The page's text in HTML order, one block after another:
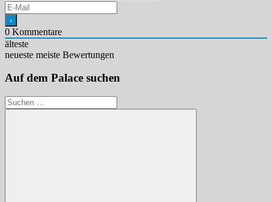
0 Kommentare
älteste
neueste meiste Bewertungen
Auf dem Palace suchen
Suchen
nach: